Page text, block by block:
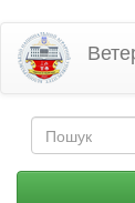
Перейти
основного
матеріалу